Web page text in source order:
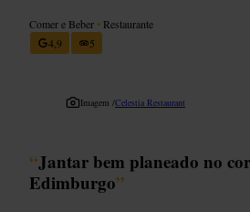
Comer e Beber • Restaurante
4,9
5
Imagem /Celestia Restaurant
“Jantar bem planeado no
Edimburgo”